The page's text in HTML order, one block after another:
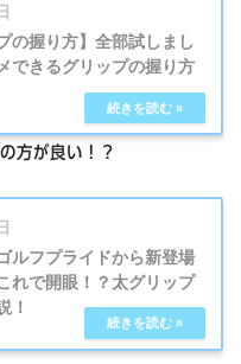
の握り方】全部試しまし
できるグリップの握り方
方が良い！？
ルフプライドから新登場
れで開眼！？太グリップ
！